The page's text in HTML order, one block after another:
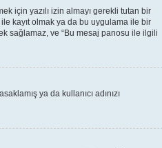
için yazılı izin almayı gerekli tutan bir
kayıt olmak ya da bu uygulama ile bir
sağlamaz, ve “Bu mesaj panosu ile ilgili
ya da kullanıcı adınızı